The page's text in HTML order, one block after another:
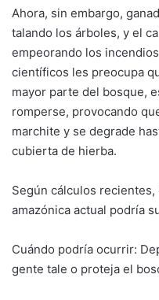
Ahora, sin embargo,
talando los árboles, y el
empeorando los
científicos les preocupa
mayor parte del bosque,
romperse, provocando
marchite y se degrade
cubierta de hierba.
Según cálculos
amazónica actual podría
Cuándo podría ocurrir:
gente tale o proteja el